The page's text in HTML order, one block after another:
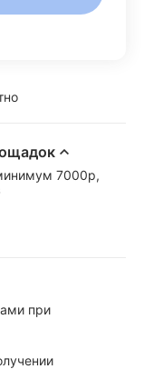
7000р,
при